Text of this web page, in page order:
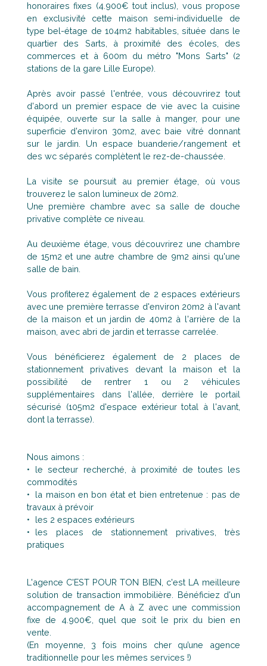
honoraires fixes (4.900€ tout inclus), vous propose
en exclusivité cette maison semi-individuelle de
type bel-étage de 104m2 habitables, située dans le
quartier des Sarts, à proximité des écoles, des
commerces et à 600m du métro "Mons Sarts" (2
stations de la gare Lille Europe).
Après avoir passé l'entrée, vous découvrirez tout
d'abord un premier espace de vie avec la cuisine
équipée, ouverte sur la salle à manger, pour une
superficie d'environ 30m2, avec baie vitré donnant
sur le jardin. Un espace buanderie/rangement et
des wc séparés complètent le rez-de-chaussée.
La visite se poursuit au premier étage, où vous
trouverez le salon lumineux de 20m2.
Une première chambre avec sa salle de douche
privative complète ce niveau.
Au deuxième étage, vous découvrirez une chambre
de 15m2 et une autre chambre de 9m2 ainsi qu'une
salle de bain.
Vous profiterez également de 2 espaces extérieurs
avec une première terrasse d'environ 20m2 à l'avant
de la maison et un jardin de 40m2 à l'arrière de la
maison, avec abri de jardin et terrasse carrelée.
Vous bénéficierez également de 2 places de
stationnement privatives devant la maison et la
possibilité de rentrer 1 ou 2 véhicules
supplémentaires dans l'allée, derrière le portail
sécurisé (105m2 d'espace extérieur total à l'avant,
dont la terrasse).
Nous aimons :
le secteur recherché, à proximité de toutes les
commodités
la maison en bon état et bien entretenue : pas de
travaux à prévoir
les 2 espaces extérieurs
les places de stationnement privatives, très
pratiques
L'agence C'EST POUR TON BIEN, c'est LA meilleure
solution de transaction immobilière. Bénéficiez d'un
accompagnement de A à Z avec une commission
fixe de 4.900€, quel que soit le prix du bien en
vente.
(En moyenne, 3 fois moins cher qu’une agence
traditionnelle pour les mêmes services !)